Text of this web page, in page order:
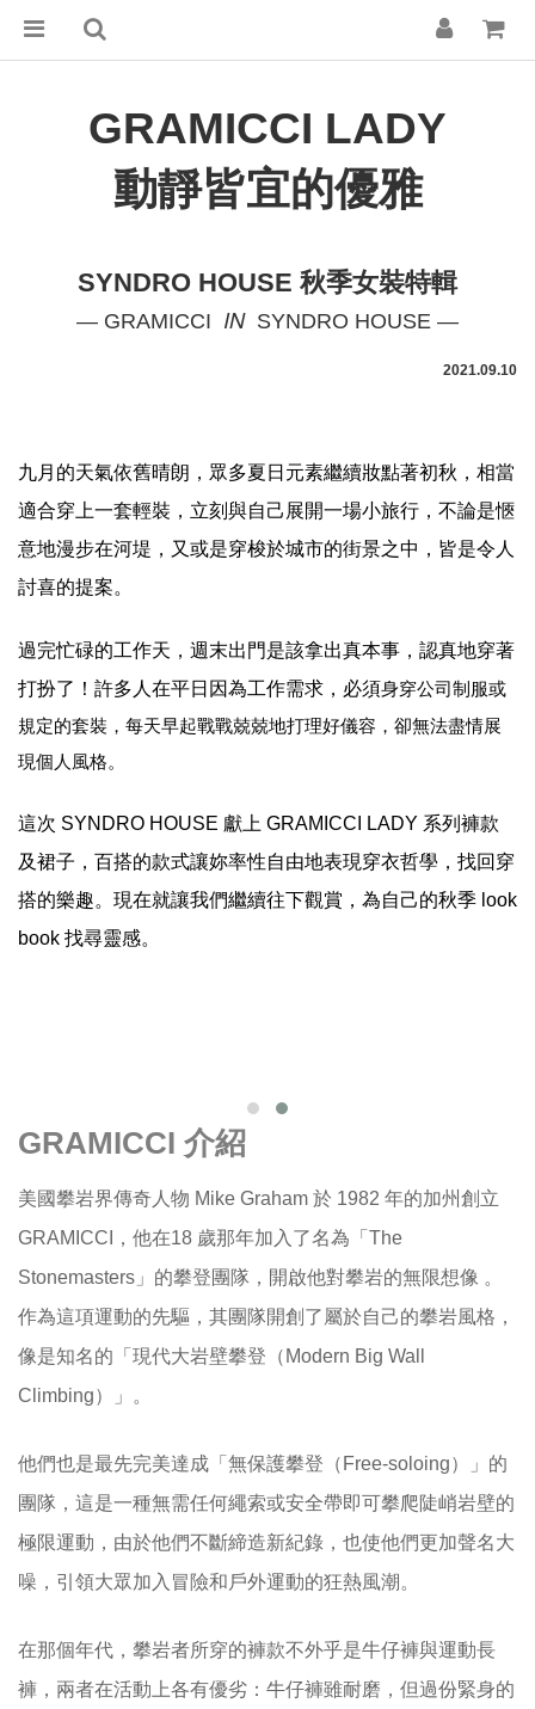
GRAMICCI LADY
動靜皆宜的優雅
SYNDRO HOUSE 秋季女裝特輯
— GRAMICCI INSYNDRO HOUSE —
2021.09.10
九月的天氣依舊晴朗，眾多夏日元素繼續妝點著初秋，相當
適合穿上一套輕裝，立刻與自己展開一場小旅行，不論是愜
意地漫步在河堤，又或是穿梭於城市的街景之中，皆是令人
討喜的提案。
過完忙碌的工作天，週末出門是該拿出真本事，認真地穿著
打扮了！許多人在平日因為工作需求，必須身穿公司制服或
規定的套裝，每天早起戰戰兢兢地打理好儀容，卻無法盡情展
現個人風格。
這次 SYNDRO HOUSE 獻上 GRAMICCI LADY 系列褲款
及裙子，百搭的款式讓妳率性自由地表現穿衣哲學，找回穿
搭的樂趣。現在就讓我們繼續往下觀賞，為自己的秋季 look
book 找尋靈感。
GRAMICCI 介紹
美國攀岩界傳奇人物 Mike Graham 於 1982 年的加州創立
GRAMICCI，他在18 歲那年加入了名為「The
Stonemasters」的攀登團隊，開啟他對攀岩的無限想像 。
作為這項運動的先驅，其團隊開創了屬於自己的攀岩風格，
像是知名的「現代大岩壁攀登（Modern Big Wall
Climbing）」。
他們也是最先完美達成「無保護攀登（Free-soloing）」的
團隊，這是一種無需任何繩索或安全帶即可攀爬陡峭岩壁的
極限運動，由於他們不斷締造新紀錄，也使他們更加聲名大
噪，引領大眾加入冒險和戶外運動的狂熱風潮。
在那個年代，攀岩者所穿的褲款不外乎是牛仔褲與運動長
褲，兩者在活動上各有優劣：牛仔褲雖耐磨，但過份緊身的